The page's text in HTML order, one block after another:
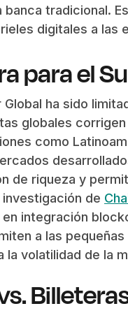
tradicional.
digitales a las
para el
ha sido
globales
como
de riqueza y
de
integración
a las
volatilidad de la